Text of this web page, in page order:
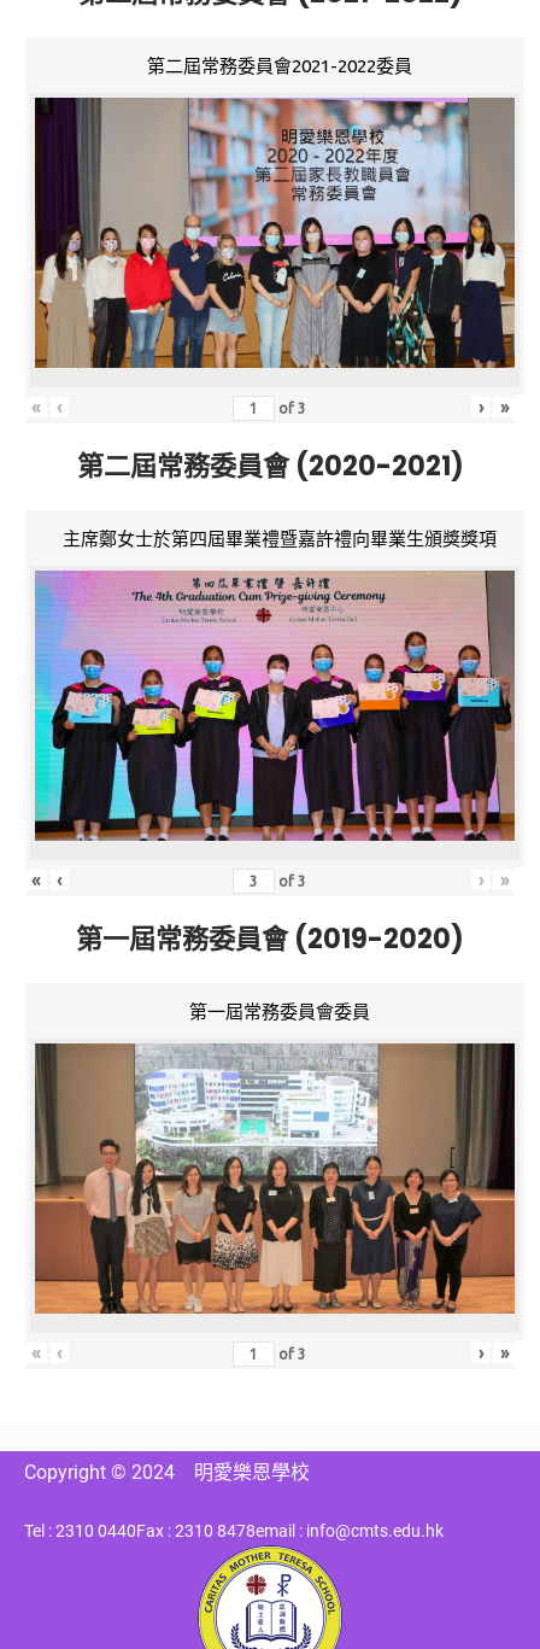
第二屆常務委員會2021-2022委員
« ‹ of3 › »
第二屆常務委員會 (2020-2021)
主席鄭女士於第四屆畢業禮暨嘉許禮向畢業生頒獎獎項
« ‹ of3 › »
第一屆常務委員會 (2019-2020)
第一屆常務委員會委員
« ‹ of3 › »
Copyright © 2024 明愛樂恩學校
Tel : 2310 0440Fax : 2310 8478email : info@cmts.edu.hk